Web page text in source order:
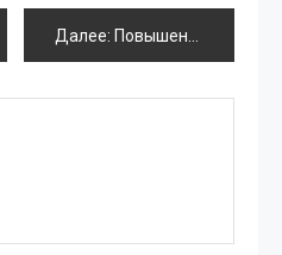
у меня экран ноутбука
Далее: Повышение производительности процессора Intel Core i3 4010U